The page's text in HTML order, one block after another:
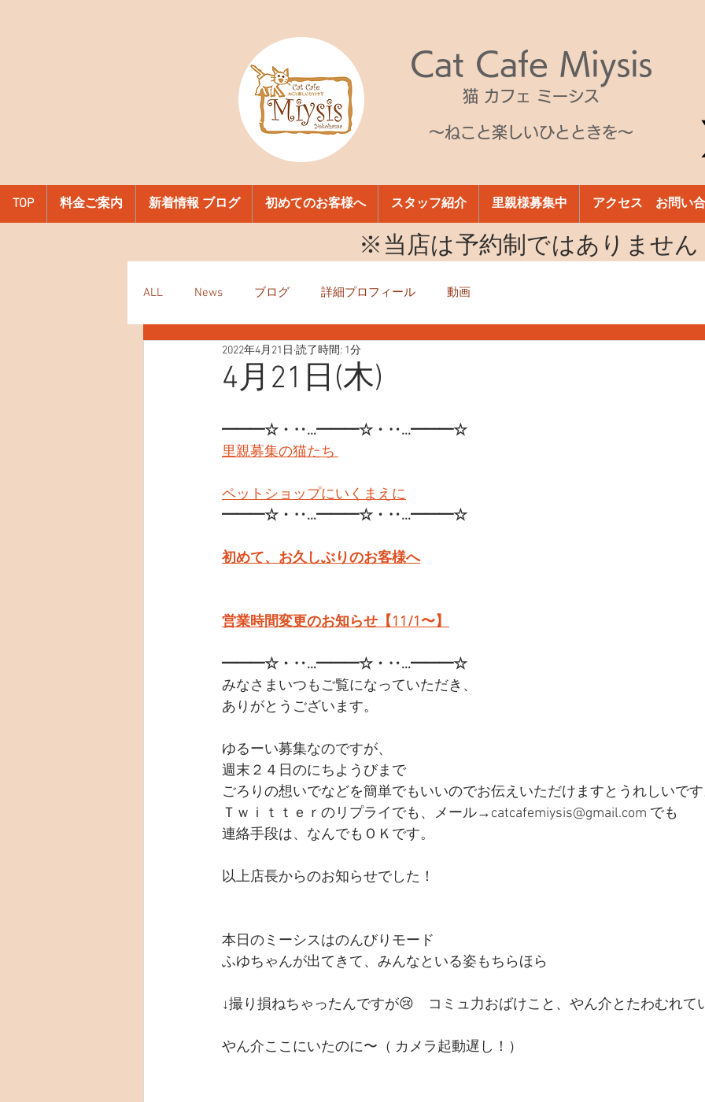
Cat Cafe Miysis
猫 カフェ ミーシス
～ねこと楽しいひとときを～
TOP 料金ご案内 新着情報 ブログ 初めてのお客様へ スタッフ紹介 里親様募集中 アクセス お問い
​※当店は予約制ではありません
ALL News ブログ 詳細プロフィール 動画
4月21日(木)
2022年4月21日 読了時間: 1分
━━━☆・‥…━━━☆・‥…━━━☆
里親募集の猫たち
ペットショップにいくまえに
━━━☆・‥…━━━☆・‥…━━━☆
初めて、お久しぶりのお客様へ
営業時間変更のお知らせ【11/1〜】
━━━☆・‥…━━━☆・‥…━━━☆
みなさまいつもご覧になっていただき、
ありがとうございます。
ゆるーい募集なのですが、
週末２４日のにちようびまで
ごろりの想いでなどを簡単でもいいのでお伝えいただけますとうれしいです
Ｔｗｉｔｔｅｒのリプライでも、メール→catcafemiysis@gmail.com でも
連絡手段は、なんでもＯＫです。
以上店長からのお知らせでした！
本日のミーシスはのんびりモード
ふゆちゃんが出てきて、みんなといる姿もちらほら
↓撮り損ねちゃったんですが😢　コミュ力おばけこと、やん介とたわむれて
やん介ここにいたのに〜（ カメラ起動遅し！）